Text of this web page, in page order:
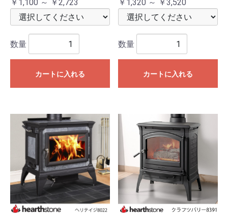
￥1,100 ～ ￥2,723
数量
カートに入れる
￥1,320 ～ ￥3,520
数量
カートに入れる